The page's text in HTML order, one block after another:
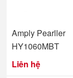
Amply Pearller
HY1060MBT
Liên hệ